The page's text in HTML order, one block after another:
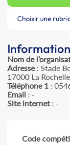
Choisir une
Nom de
Adresse: Stade
17000 La Rochelle
Téléphone 1 :
Email : -
Site internet : -
Code